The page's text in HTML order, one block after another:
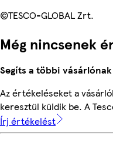
©TESCO-GLOBAL Zrt.
Még nincsenek
Segíts a többi vásárlónak
Az értékeléseket a
keresztül küldik be. A
Írj értékelést